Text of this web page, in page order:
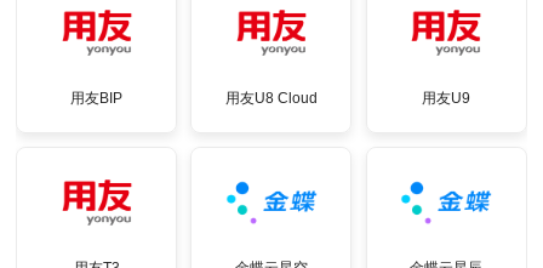
用友BIP 用友U8 Cloud 用友U9